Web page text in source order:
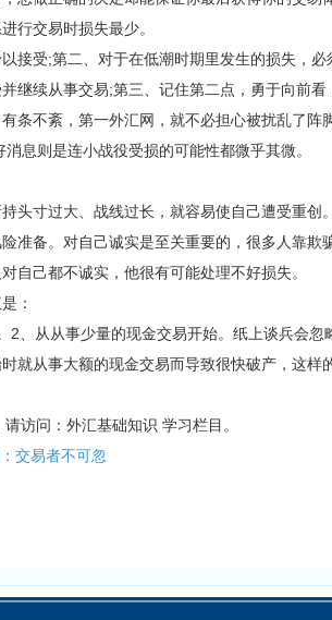
行交易时损失最少。
接受;第二、对于在低潮时期里发生的损失，必
继续从事交易;第三、记住第二点，勇于向前看
条不紊，第一外汇网，就不必担心被扰乱了阵
息则是连小战役受损的可能性都微乎其微。
寸过大、战线过长，就容易使自己遭受重创
准备。对自己诚实是至关重要的，很多人靠欺
自己都不诚实，他很有可能处理不好损失。
：
2、从从事少量的现金交易开始。纸上谈兵会忽
就从事大额的现金交易而导致很快破产，这样
问：外汇基础知识 学习栏目。
交易者不可忽